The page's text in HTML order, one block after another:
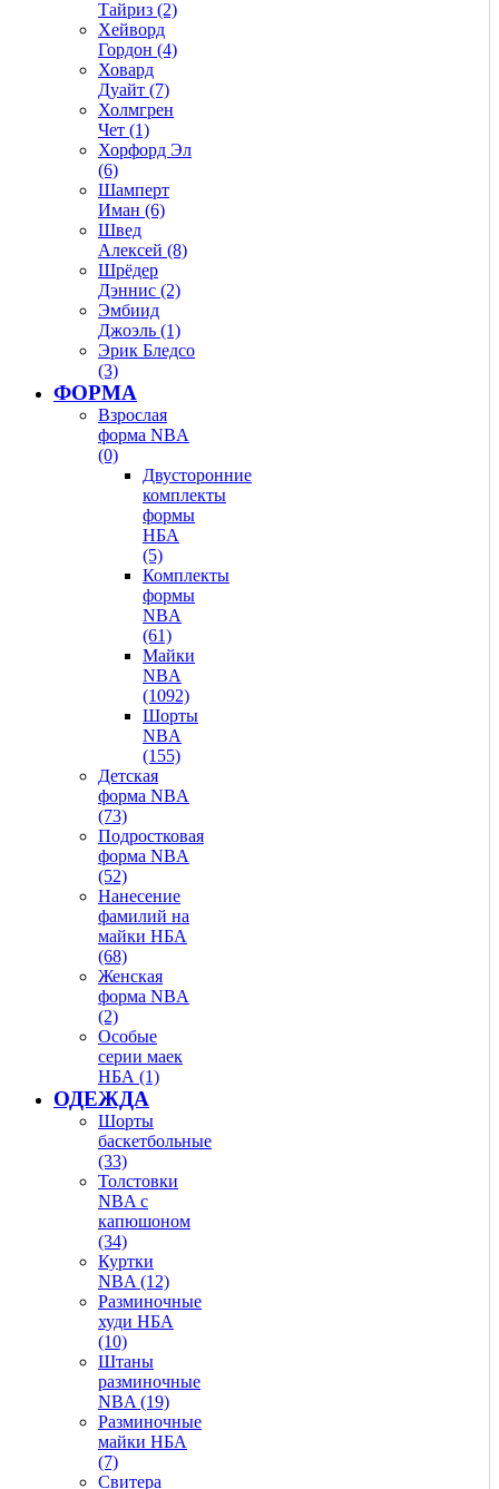
Тайриз (2)
Хейворд
Гордон (4)
Ховард
Дуайт (7)
Холмгрен
Чет (1)
Хорфорд Эл
(6)
Шамперт
Иман (6)
Швед
Алексей (8)
Шрёдер
Дэннис (2)
Эмбиид
Джоэль (1)
Эрик Бледсо
(3)
ФОРМА
Взрослая
форма NBA
(0)
Двусторонние
комплекты
формы
НБА
(5)
Комплекты
формы
NBA
(61)
Майки
NBA
(1092)
Шорты
NBA
(155)
Детская
форма NBA
(73)
Подростковая
форма NBA
(52)
Нанесение
фамилий на
майки НБА
(68)
Женская
форма NBA
(2)
Особые
серии маек
НБА (1)
ОДЕЖДА
Шорты
баскетбольные
(33)
Толстовки
NBA с
капюшоном
(34)
Куртки
NBA (12)
Разминочные
худи НБА
(10)
Штаны
разминочные
NBA (19)
Разминочные
майки НБА
(7)
Свитера